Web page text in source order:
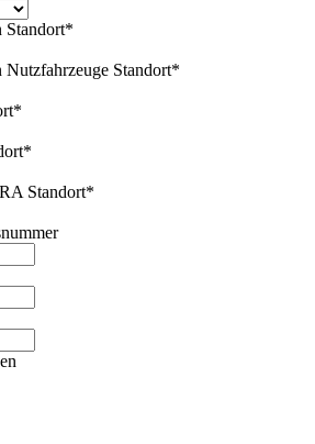
Standort*
Standort*
*
*
Standort*